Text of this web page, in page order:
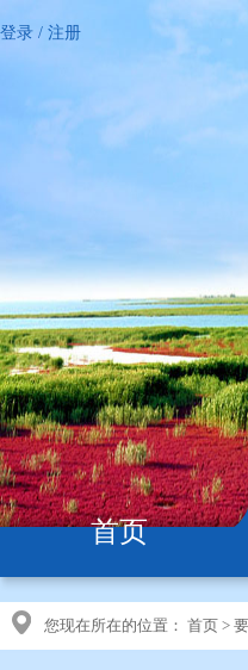
登录 / 注册
首页
您现在所在的位置： 首页 >